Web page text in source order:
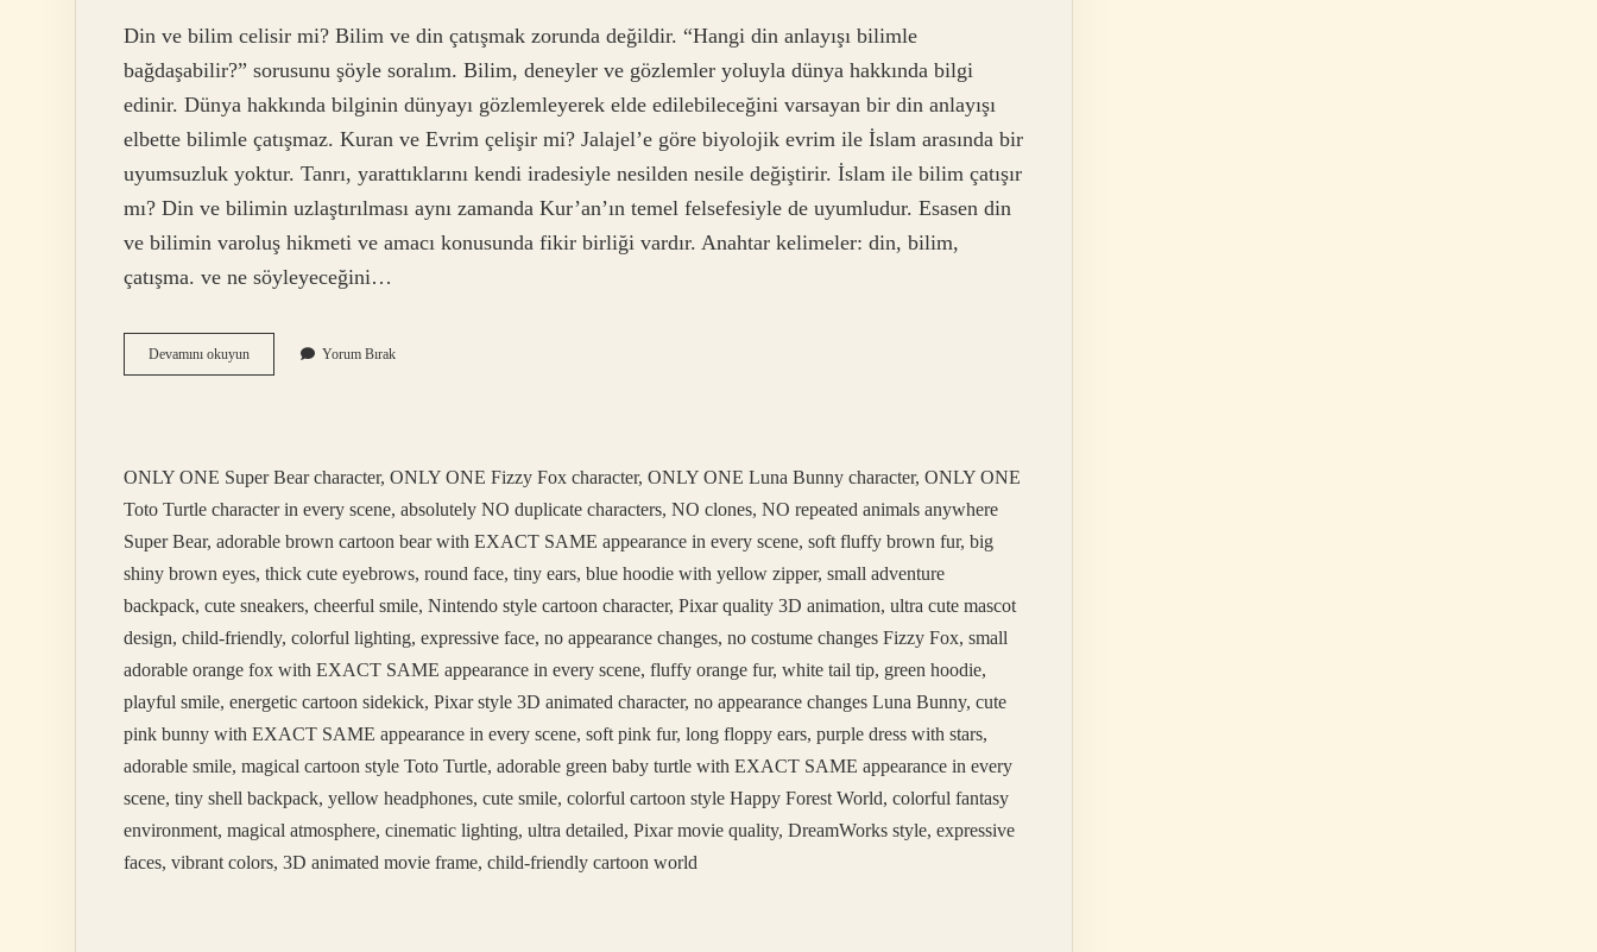
Din ve bilim celisir mi? Bilim ve din çatışmak zorunda değildir. “Hangi din anlayışı bilimle
bağdaşabilir?” sorusunu şöyle soralım. Bilim, deneyler ve gözlemler yoluyla dünya hakkında bilgi
edinir. Dünya hakkında bilginin dünyayı gözlemleyerek elde edilebileceğini varsayan bir din anlayışı
elbette bilimle çatışmaz. Kuran ve Evrim çelişir mi? Jalajel’e göre biyolojik evrim ile İslam arasında bir
uyumsuzluk yoktur. Tanrı, yarattıklarını kendi iradesiyle nesilden nesile değiştirir. İslam ile bilim çatışır
mı? Din ve bilimin uzlaştırılması aynı zamanda Kur’an’ın temel felsefesiyle de uyumludur. Esasen din
ve bilimin varoluş hikmeti ve amacı konusunda fikir birliği vardır. Anahtar kelimeler: din, bilim,
çatışma. ve ne söyleyeceğini…
Devamını okuyunKuran
Ve
Yorum Bırak
ONLY ONE Super Bear character, ONLY ONE Fizzy Fox character, ONLY ONE Luna Bunny character, ONLY ONE
Toto Turtle character in every scene, absolutely NO duplicate characters, NO clones, NO repeated animals anywhere
Super Bear, adorable brown cartoon bear with EXACT SAME appearance in every scene, soft fluffy brown fur, big
shiny brown eyes, thick cute eyebrows, round face, tiny ears, blue hoodie with yellow zipper, small adventure
backpack, cute sneakers, cheerful smile, Nintendo style cartoon character, Pixar quality 3D animation, ultra cute mascot
design, child-friendly, colorful lighting, expressive face, no appearance changes, no costume changes Fizzy Fox, small
adorable orange fox with EXACT SAME appearance in every scene, fluffy orange fur, white tail tip, green hoodie,
playful smile, energetic cartoon sidekick, Pixar style 3D animated character, no appearance changes Luna Bunny, cute
pink bunny with EXACT SAME appearance in every scene, soft pink fur, long floppy ears, purple dress with stars,
adorable smile, magical cartoon style Toto Turtle, adorable green baby turtle with EXACT SAME appearance in every
scene, tiny shell backpack, yellow headphones, cute smile, colorful cartoon style Happy Forest World, colorful fantasy
environment, magical atmosphere, cinematic lighting, ultra detailed, Pixar movie quality, DreamWorks style, expressive
faces, vibrant colors, 3D animated movie frame, child-friendly cartoon world